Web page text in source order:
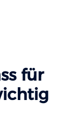
für